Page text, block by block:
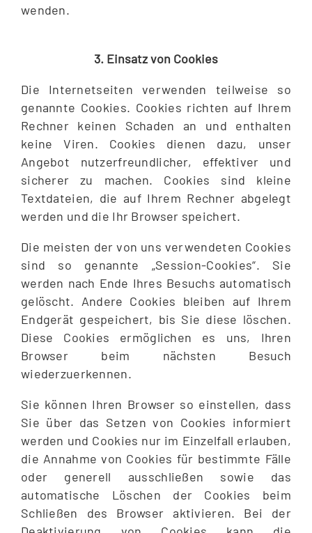
wenden.
3. Einsatz von Cookies
Die Internetseiten verwenden teilweise so
genannte Cookies. Cookies richten auf Ihrem
Rechner keinen Schaden an und enthalten
keine Viren. Cookies dienen dazu, unser
Angebot nutzerfreundlicher, effektiver und
sicherer zu machen. Cookies sind kleine
Textdateien, die auf Ihrem Rechner abgelegt
werden und die Ihr Browser speichert.
Die meisten der von uns verwendeten Cookies
sind so genannte „Session-Cookies“. Sie
werden nach Ende Ihres Besuchs automatisch
gelöscht. Andere Cookies bleiben auf Ihrem
Endgerät gespeichert, bis Sie diese löschen.
Diese Cookies ermöglichen es uns, Ihren
Browser beim nächsten Besuch
wiederzuerkennen.
Sie können Ihren Browser so einstellen, dass
Sie über das Setzen von Cookies informiert
werden und Cookies nur im Einzelfall erlauben,
die Annahme von Cookies für bestimmte Fälle
oder generell ausschließen sowie das
automatische Löschen der Cookies beim
Schließen des Browser aktivieren. Bei der